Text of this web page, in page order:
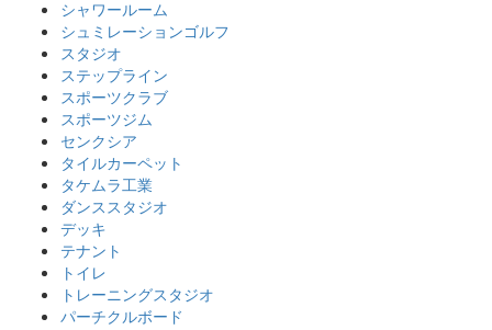
シャワールーム
シュミレーションゴルフ
スタジオ
ステップライン
スポーツクラブ
スポーツジム
センクシア
タイルカーペット
タケムラ工業
ダンススタジオ
デッキ
テナント
トイレ
トレーニングスタジオ
パーチクルボード